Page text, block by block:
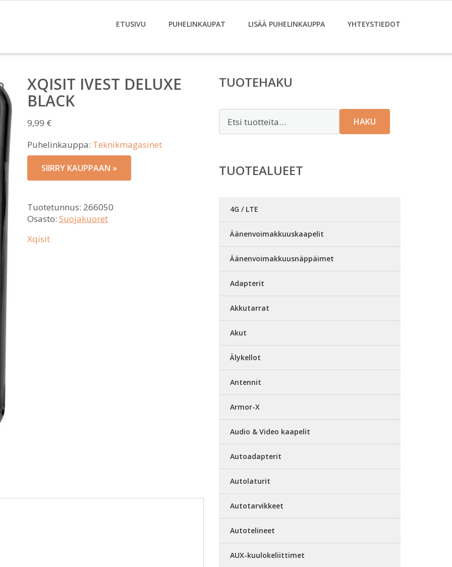
ETUSIVU PUHELINKAUPAT LISÄÄ PUHELINKAUPPA YHTEYSTIEDOT
XQISIT IVEST DELUXE
BLACK
9,99 €
Puhelinkauppa: Teknikmagasinet
SIIRRY KAUPPAAN »
Tuotetunnus: 266050
Osasto: Suojakuoret
Xqisit
TUOTEHAKU
HAKU
TUOTEALUEET
4G / LTE
Äänenvoimakkuuskaapelit
Äänenvoimakkuusnäppäimet
Adapterit
Akkutarrat
Akut
Älykellot
Antennit
Armor-X
Audio & Video kaapelit
Autoadapterit
Autolaturit
Autotarvikkeet
Autotelineet
AUX-kuulokeliittimet